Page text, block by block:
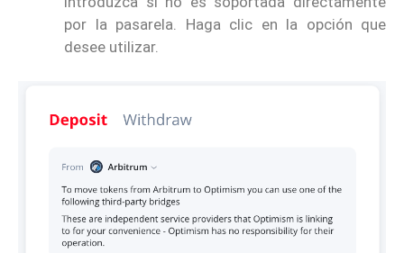
por la pasarela. Haga clic en la opción que
desee utilizar.